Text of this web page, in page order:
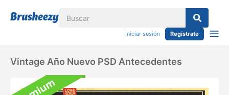
Iniciar sesión Regístrate
Vintage Año Nuevo PSD Antecedentes